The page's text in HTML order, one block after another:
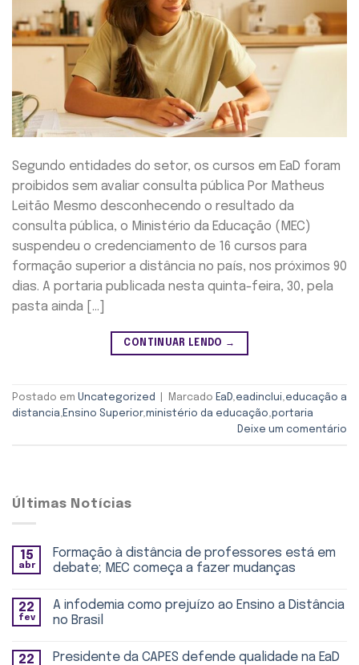
Segundo entidades do setor, os cursos em EaD foram
proibidos sem avaliar consulta pública Por Matheus
Leitão Mesmo desconhecendo o resultado da
consulta pública, o Ministério da Educação (MEC)
suspendeu o credenciamento de 16 cursos para
formação superior a distância no país, nos próximos 90
dias. A portaria publicada nesta quinta-feira, 30, pela
pasta ainda […]
CONTINUAR LENDO →
Postado em Uncategorized Marcado EaD,eadinclui,educação a
distancia,Ensino Superior,ministério da educação,portaria
Deixe um comentário
Últimas Notícias
15
abr
Formação à distância de professores está em
debate; MEC começa a fazer mudanças
22
fev
A infodemia como prejuízo ao Ensino a Distância
no Brasil
22
Presidente da CAPES defende qualidade na EaD